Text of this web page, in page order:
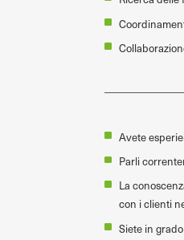
Avete
Parli
La
con i clienti
Siete in